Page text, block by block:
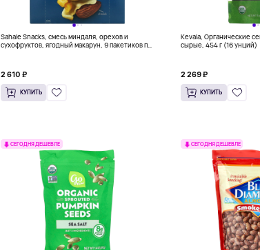
Sahale Snacks, смесь миндаля, орехов и
сухофруктов, ягодный макарун, 9 пакетиков по
2 610 ₽
КУПИТЬ
Kevala, Органические
сырые, 454 г (16 унций)
2 269 ₽
КУПИТЬ
СЕГОДНЯ ДЕШЕВЛЕ СЕГОДНЯ ДЕШЕВЛЕ